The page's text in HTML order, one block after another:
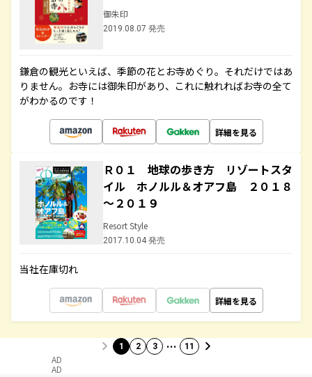
御朱印
2019.08.07 発売
鎌倉の観光といえば、季節の花とお寺めぐり。それだけではあ
りません。お寺には御朱印があり、これに触れればお寺の全て
がわかるのです！
詳細を見る
Ｒ０１ 地球の歩き方 リゾートスタ
イル ホノルル＆オアフ島 ２０１８
～２０１９
Resort Style
2017.10.04 発売
当社在庫切れ
詳細を見る
1 2 3 … 11
AD
AD